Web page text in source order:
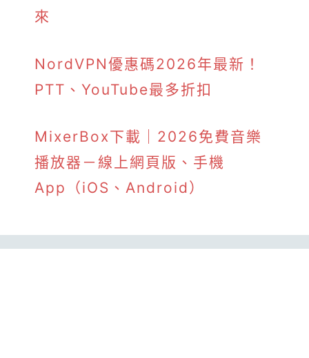
來
NordVPN優惠碼2026年最新！
PTT、YouTube最多折扣
MixerBox下載｜2026免費音樂
播放器－線上網頁版、手機
App（iOS、Android）